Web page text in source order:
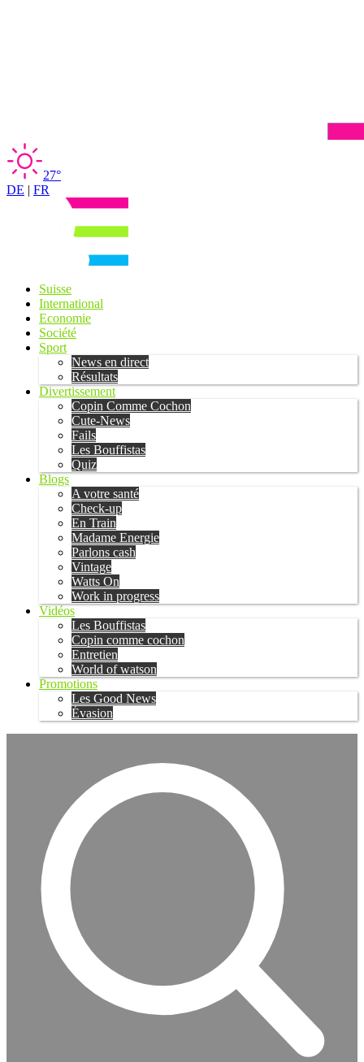
27°
DE | FR
Suisse
International
Economie
Société
Sport
News en direct
Résultats
Divertissement
Copin Comme Cochon
Cute-News
Fails
Les Bouffistas
Quiz
Blogs
A votre santé
Check-up
En Train
Madame Energie
Parlons cash
Vintage
Watts On
Work in progress
Vidéos
Les Bouffistas
Copin comme cochon
Entretien
World of watson
Promotions
Les Good News
Évasion